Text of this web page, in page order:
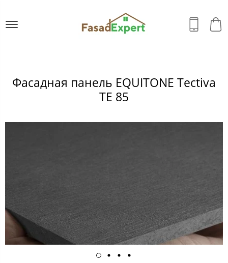
Фасадная панель EQUITONE Tectiva
TE 85